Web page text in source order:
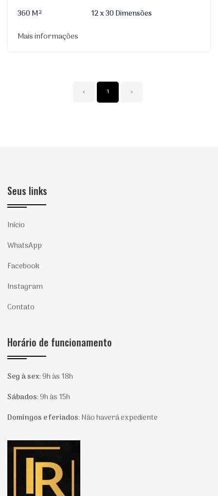
360 M²
12 x 30 Dimensões
Mais informações
‹ 1 ›
Seus links
Início
WhatsApp
Facebook
Instagram
Contato
Horário de funcionamento
Seg à sex:9h às 18h
Sábados:9h às 15h
Domingos e feriados: Não haverá expediente
Página inicial